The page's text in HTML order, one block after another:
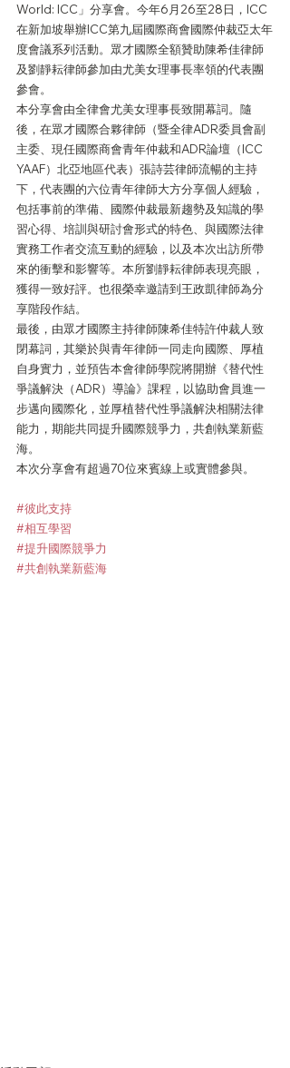
World: ICC」分享會。今年6月26至28日，ICC
在新加坡舉辦ICC第九屆國際商會國際仲裁亞太年
度會議系列活動。眾才國際全額贊助陳希佳律師
及劉靜耘律師參加由尤美女理事長率領的代表團
參會。
本分享會由全律會尤美女理事長致開幕詞。隨
後，在眾才國際合夥律師（暨全律ADR委員會副
主委、現任國際商會青年仲裁和ADR論壇（ICC
YAAF）北亞地區代表）張詩芸律師流暢的主持
下，代表團的六位青年律師大方分享個人經驗，
包括事前的準備、國際仲裁最新趨勢及知識的學
習心得、培訓與研討會形式的特色、與國際法律
實務工作者交流互動的經驗，以及本次出訪所帶
來的衝擊和影響等。本所劉靜耘律師表現亮眼，
獲得一致好評。也很榮幸邀請到王政凱律師為分
享階段作結。
最後，由眾才國際主持律師陳希佳特許仲裁人致
閉幕詞，其樂於與青年律師一同走向國際、厚植
自身實力，並預告本會律師學院將開辦《替代性
爭議解決（ADR）導論》課程，以協助會員進一
步邁向國際化，並厚植替代性爭議解決相關法律
能力，期能共同提升國際競爭力，共創執業新藍
海。
本次分享會有超過70位來賓線上或實體參與。
#彼此支持
#相互學習
#提升國際競爭力
#共創執業新藍海